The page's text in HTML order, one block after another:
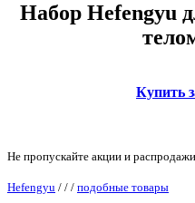
Набор Hefengyu
Купить
Не пропускайте акции и
Hefengyu / / / подобные товары